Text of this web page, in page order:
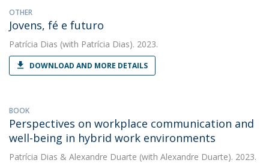
OTHER
Jovens, fé e futuro
Patrícia Dias (with Patrícia Dias). 2023.
DOWNLOAD AND MORE DETAILS
BOOK
Perspectives on workplace communication and
well-being in hybrid work environments
Patrícia Dias & Alexandre Duarte (with Alexandre Duarte). 2023.